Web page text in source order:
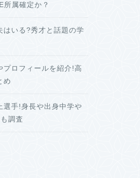
所属確定か？
はいる?秀才と話題の学
プロフィールを紹介!高
め
選手!身長や出身中学や
調査